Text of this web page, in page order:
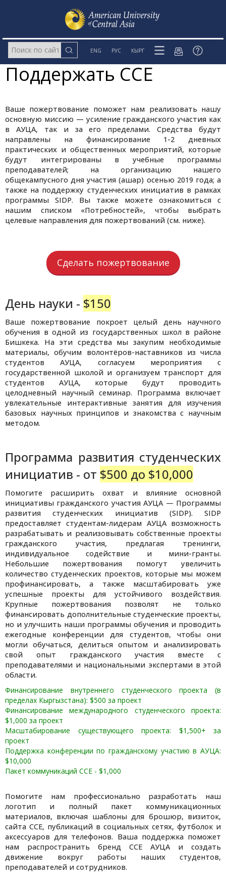
ENG РУС КЫРГ
Поддержать CCE
Ваше пожертвование поможет нам реализовать нашу
основную миссию — усиление гражданского участия как
в АУЦА, так и за его пределами. Средства будут
направлены на финансирование 1-2 дневных
практических и общественных мероприятий, которые
будут интегрированы в учебные программы
преподавателей; на организацию нашего
общекампусного дня участия (ашар) осенью 2019 года; а
также на поддержку студенческих инициатив в рамках
программы SIDP. Вы также можете ознакомиться с
нашим списком «Потребностей», чтобы выбрать
целевые направления для пожертвований (см. ниже).
Сделать пожертвование
День науки - $150
Ваше пожертвование покроет целый день научного
обучения в одной из государственных школ в районе
Бишкека. На эти средства мы закупим необходимые
материалы, обучим волонтёров-наставников из числа
студентов АУЦА, согласуем мероприятия с
государственной школой и организуем транспорт для
студентов АУЦА, которые будут проводить
целодневный научный семинар. Программа включает
увлекательные интерактивные занятия для изучения
базовых научных принципов и знакомства с научным
методом.
Программа развития студенческих
инициатив - от $500 до $10,000
Помогите расширить охват и влияние основной
инициативы гражданского участия АУЦА — Программы
развития студенческих инициатив (SIDP). SIDP
предоставляет студентам-лидерам АУЦА возможность
разрабатывать и реализовывать собственные проекты
гражданского участия, предлагая тренинги,
индивидуальное содействие и мини-гранты.
Небольшие пожертвования помогут увеличить
количество студенческих проектов, которые мы можем
профинансировать, а также масштабировать уже
успешные проекты для устойчивого воздействия.
Крупные пожертвования позволят не только
финансировать дополнительные студенческие проекты,
но и улучшить наши программы обучения и проводить
ежегодные конференции для студентов, чтобы они
могли обучаться, делиться опытом и анализировать
свой опыт гражданского участия вместе с
преподавателями и национальными экспертами в этой
области.
Финансирование внутреннего студенческого проекта (в
пределах Кыргызстана): $500 за проект
Финансирование международного студенческого проекта:
$1,000 за проект
Масштабирование существующего проекта: $1,500+ за
проект
Поддержка конференции по гражданскому участию в АУЦА:
$10,000
Пакет коммуникаций CCE - $1,000
Помогите нам профессионально разработать наш
логотип и полный пакет коммуникационных
материалов, включая шаблоны для брошюр, визиток,
сайта CCE, публикаций в социальных сетях, футболок и
аксессуаров для телефонов. Ваша поддержка поможет
нам распространить бренд CCE АУЦА и создать
движение вокруг работы наших студентов,
преподавателей и сотрудников.